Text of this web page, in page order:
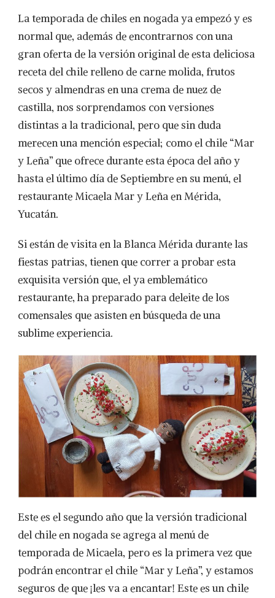
La temporada de chiles en nogada ya empezó y es
normal que, además de encontrarnos con una
gran oferta de la versión original de esta deliciosa
receta del chile relleno de carne molida, frutos
secos y almendras en una crema de nuez de
castilla, nos sorprendamos con versiones
distintas a la tradicional, pero que sin duda
merecen una mención especial; como el chile “Mar
y Leña” que ofrece durante esta época del año y
hasta el último día de Septiembre en su menú, el
restaurante Micaela Mar y Leña en Mérida,
Yucatán.
Si están de visita en la Blanca Mérida durante las
fiestas patrias, tienen que correr a probar esta
exquisita versión que, el ya emblemático
restaurante, ha preparado para deleite de los
comensales que asisten en búsqueda de una
sublime experiencia.
Este es el segundo año que la versión tradicional
del chile en nogada se agrega al menú de
temporada de Micaela, pero es la primera vez que
podrán encontrar el chile “Mar y Leña”, y estamos
seguros de que ¡les va a encantar! Este es un chile